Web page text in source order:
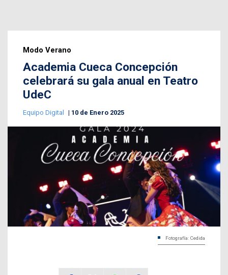
Modo Verano
Academia Cueca Concepción
celebrará su gala anual en Teatro
UdeC
Equipo Digital 10 de Enero 2025
Fotografía: Cedida